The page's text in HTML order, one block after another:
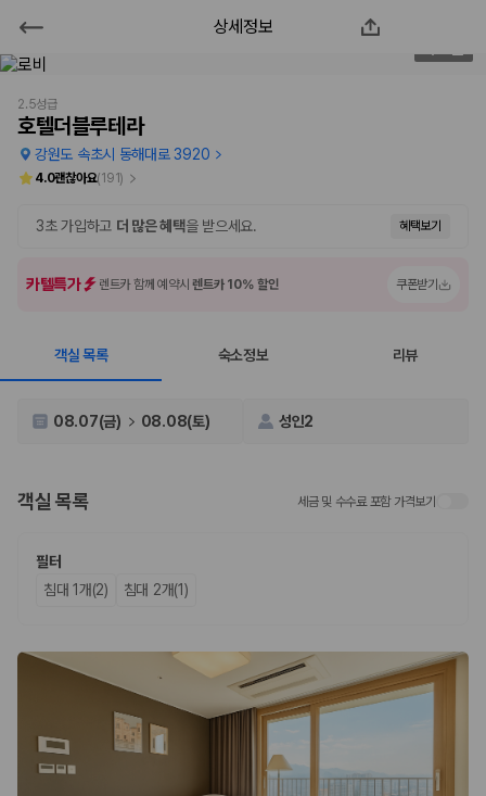
호텔더블루테라
2000만 이용고객이 선택한 제주 렌트카 가격비교 플랫폼
제주렌트카 가격비교는 카모아에서 한 번에
제주도 렌트카는 업체마다 차량 가격, 보험 조건, 면책금, 보상 한도, 인수
장소, 취소 규정이 다릅니다. 카모아는 여러 제주 렌트카 업체의 조건을 한
업체별 가격비교:
제주 렌트카 업체별 실시간 예약 가능 차량과 요금
차종별 최저가 비교:
인원에 맞는 차종별 가격을 비교합니다.
보험 조건 비교:일반자차, 완전자차, 슈퍼자차의 면책금과 보상 한
확인합니다.
실시간 예약:
비교 후 원하는 차량을 바로 예약할 수 있습니다.
제주렌트카 실시간 가격비교 바로가기
제주 렌트카를 찾을 때 꼭 비교해야 하는 기준
상세정보
2.5성급
호텔더블루테라
강원도 속초시 동해대로 3920
4.0괜찮아요(191)
3초 가입하고 더 많은 혜택을 받으세요. 혜택보기
카텔특가 렌트카 함께 예약시렌트카 10% 할인 쿠폰받기
객실 목록 숙소정보 리뷰
08.07(금) 08.08(토) 성인2
객실 목록 세금 및 수수료 포함 가격보기
필터
침대 1개(2)
침대 2개(1)